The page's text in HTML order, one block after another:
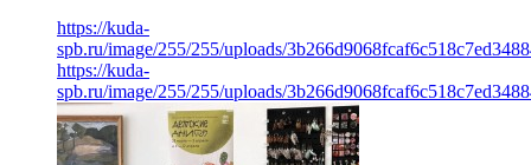
https://kuda-
spb.ru/image/255/255/uploads/
https://kuda-
spb.ru/image/255/255/uploads/